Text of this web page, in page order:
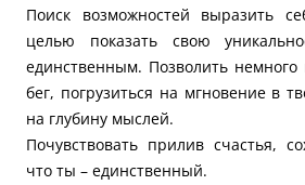
Поиск возможностей выразить
целью показать свою
единственным. Позволить немного
бег, погрузиться на мгновение в
на глубину мыслей.
Почувствовать прилив счастья,
что ты – единственный.